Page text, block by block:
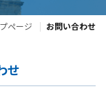
ページ お問い合わせ
せ